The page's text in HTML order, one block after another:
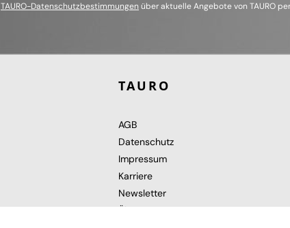
TAURO-Datenschutzbestimmungen über aktuelle Angebote von TAURO
TAURO
AGB
Datenschutz
Impressum
Karriere
Newsletter
Über uns